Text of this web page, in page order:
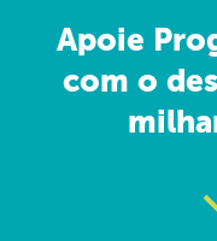
Apoie
com o